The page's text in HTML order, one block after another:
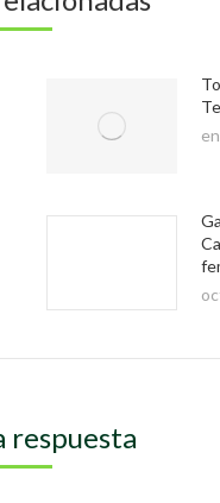
respuesta